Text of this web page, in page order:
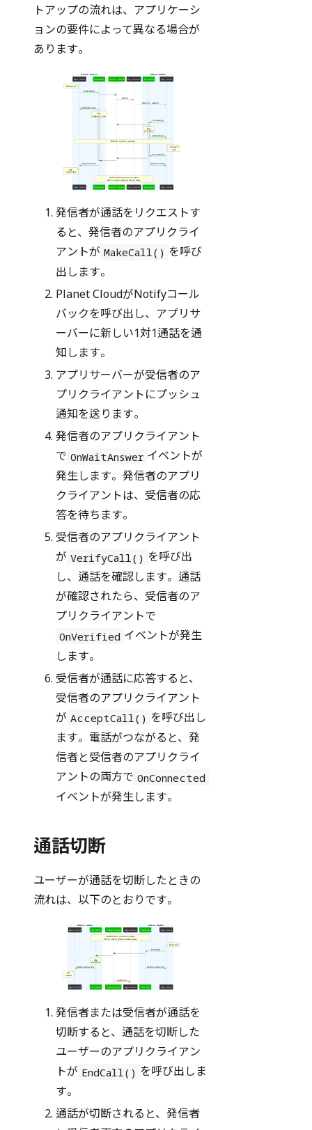
トアップの流れは、アプリケーシ
ョンの要件によって異なる場合が
あります。
発信者が通話をリクエストす
ると、発信者のアプリクライ
アントが MakeCall() を呼び
出します。
Planet CloudがNotifyコール
バックを呼び出し、アプリサ
ーバーに新しい1対1通話を通
知します。
アプリサーバーが受信者のア
プリクライアントにプッシュ
通知を送ります。
発信者のアプリクライアント
で OnWaitAnswer イベントが
発生します。発信者のアプリ
クライアントは、受信者の応
答を待ちます。
受信者のアプリクライアント
が VerifyCall() を呼び出
し、通話を確認します。通話
が確認されたら、受信者のア
プリクライアントで
OnVerified イベントが発生
します。
受信者が通話に応答すると、
受信者のアプリクライアント
が AcceptCall() を呼び出し
ます。電話がつながると、発
信者と受信者のアプリクライ
アントの両方で OnConnected
イベントが発生します。
通話切断
ユーザーが通話を切断したときの
流れは、以下のとおりです。
発信者または受信者が通話を
切断すると、通話を切断した
ユーザーのアプリクライアン
トが EndCall() を呼び出しま
す。
通話が切断されると、発信者